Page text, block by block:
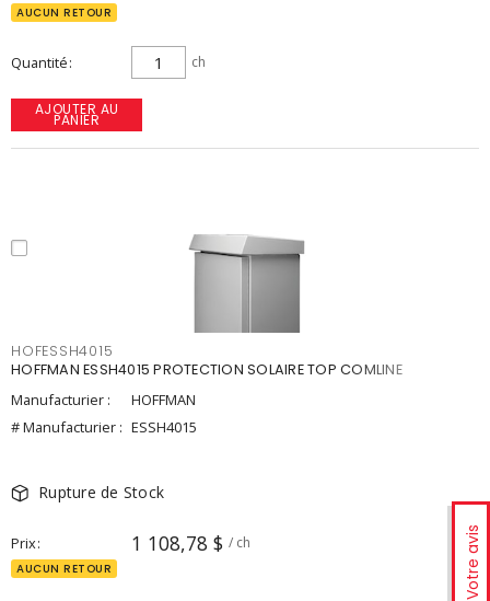
Votre avis
AUCUN RETOUR
Quantité ch
AJOUTER AU
PANIER
HOFESSH4015
HOFFMAN ESSH4015 PROTECTION SOLAIRE TOP COMLINE
Manufacturier :
HOFFMAN
# Manufacturier : ESSH4015
Rupture de Stock
Prix 1 108,78 $ / ch
AUCUN RETOUR